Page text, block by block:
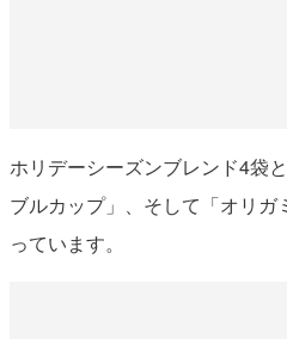
ホリデーシーズンブレンド4袋
ブルカップ」、そして「オリ
っています。